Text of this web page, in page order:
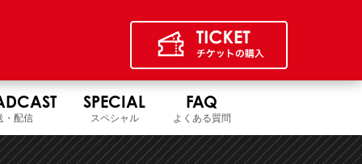
・配信
SPECIAL
スペシャル
FAQ
よくある質問